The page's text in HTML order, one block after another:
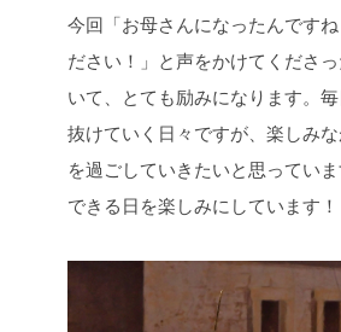
今回「お母さんになったんですね
ださい！」と声をかけてくださ
いて、とても励みになります。
抜けていく日々ですが、楽しみ
を過ごしていきたいと思ってい
できる日を楽しみにしています！